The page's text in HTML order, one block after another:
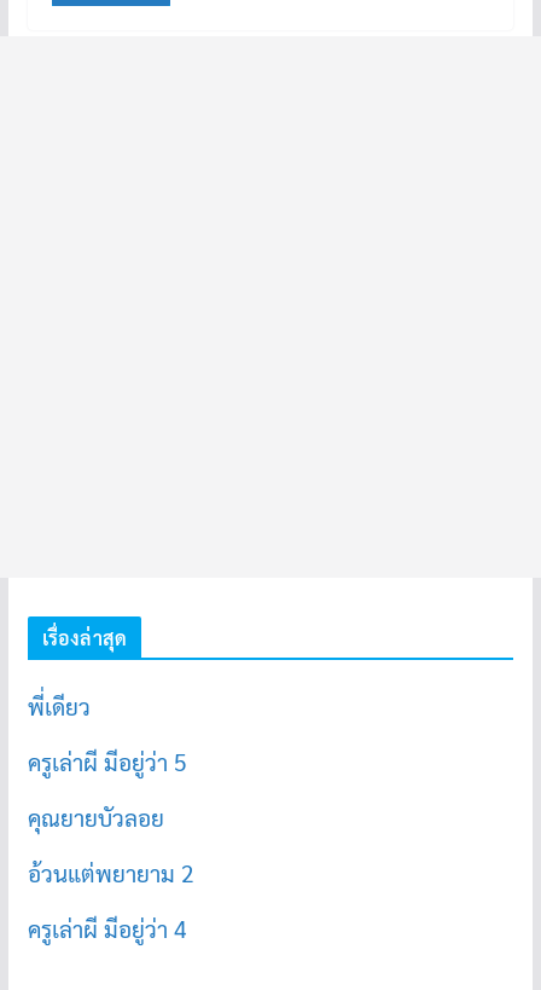
เรื่องล่าสุด
พี่เดียว
ครูเล่าผี มีอยู่ว่า 5
คุณยายบัวลอย
อ้วนแต่พยายาม 2
ครูเล่าผี มีอยู่ว่า 4